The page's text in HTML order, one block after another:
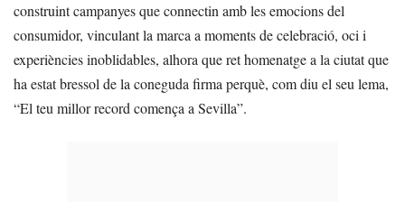
construint campanyes que connectin amb les emocions del
consumidor, vinculant la marca a moments de celebració, oci i
experiències inoblidables, alhora que ret homenatge a la ciutat que
ha estat bressol de la coneguda firma perquè, com diu el seu lema,
“El teu millor record comença a Sevilla”.